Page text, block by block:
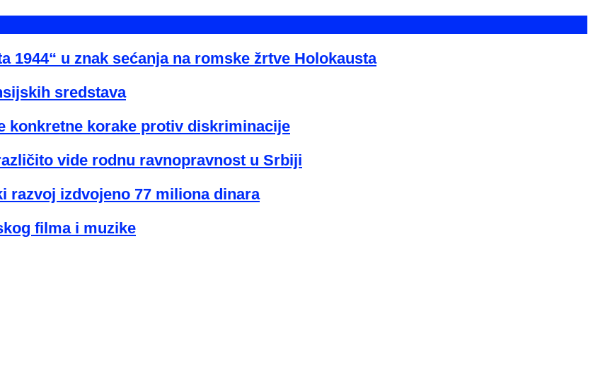
1944“ u znak sećanja na romske žrtve Holokausta
sredstava
konkretne korake protiv diskriminacije
vide rodnu ravnopravnost u Srbiji
razvoj izdvojeno 77 miliona dinara
filma i muzike